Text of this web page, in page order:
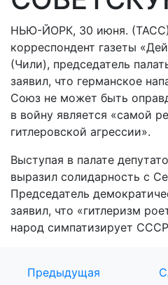
НЬЮ-ЙОРК, 30 июня.
корреспондент газеты
(Чили), председатель
заявил, что германское
Союз не может быть
в войну является «самой
гитлеровской агрессии».
Выступая в палате
выразил солидарность с
Председатель
заявил, что «гитлеризм
народ симпатизирует
Предыдущая